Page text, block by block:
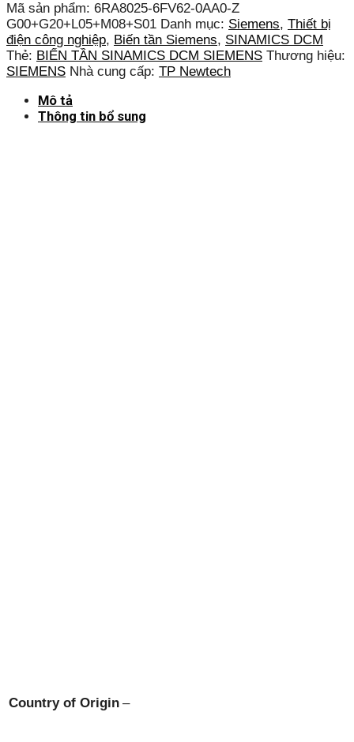
Mã sản phẩm: 6RA8025-6FV62-0AA0-Z
G00+G20+L05+M08+S01 Danh mục: Siemens, Thiết bị
điện công nghiệp, Biến tần Siemens, SINAMICS DCM
Thẻ: BIẾN TẦN SINAMICS DCM SIEMENS Thương hiệu:
SIEMENS Nhà cung cấp: TP Newtech
Mô tả
Thông tin bổ sung
Country of Origin –